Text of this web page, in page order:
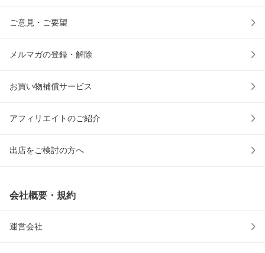
ご意見・ご要望
メルマガの登録・解除
お買い物補償サービス
アフィリエイトのご紹介
出店をご検討の方へ
会社概要・規約
運営会社